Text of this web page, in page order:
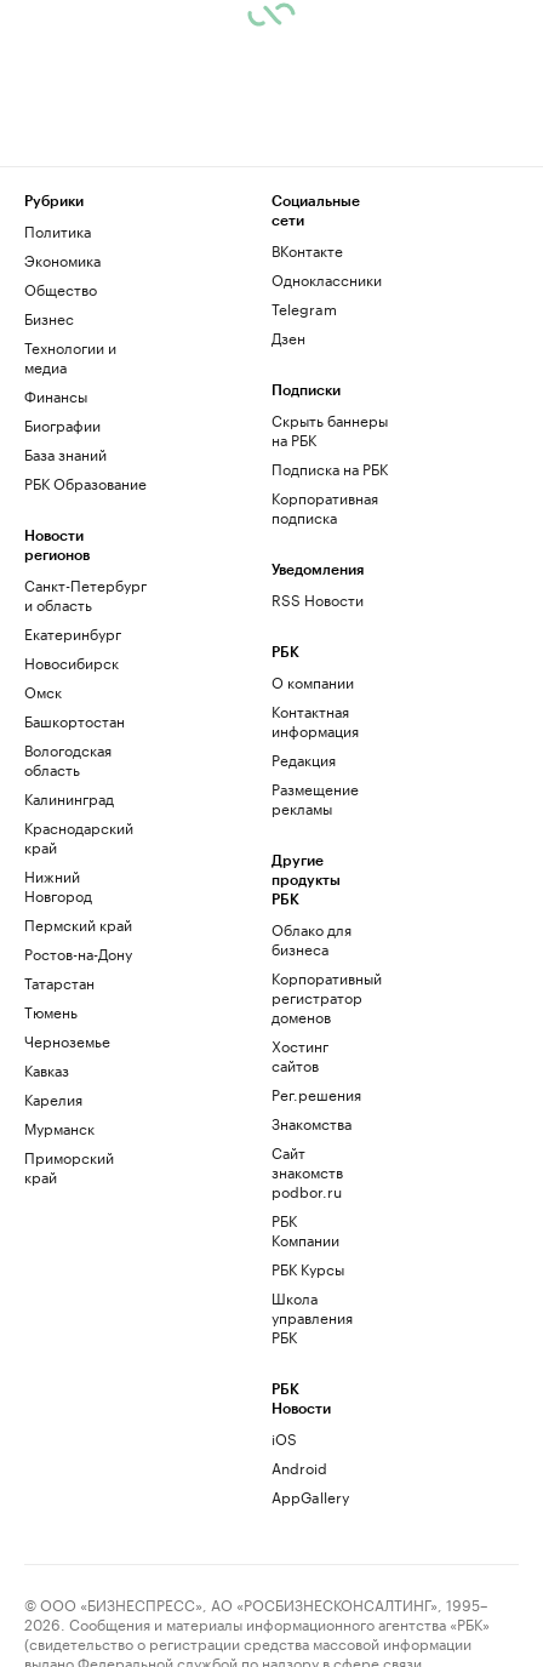
Рубрики
Политика
Экономика
Общество
Бизнес
Технологии и
медиа
Финансы
Биографии
База знаний
РБК Образование
Новости
регионов
Санкт-Петербург
и область
Екатеринбург
Новосибирск
Омск
Башкортостан
Вологодская
область
Калининград
Краснодарский
край
Нижний
Новгород
Пермский край
Ростов-на-Дону
Татарстан
Тюмень
Черноземье
Кавказ
Карелия
Мурманск
Приморский
край
Социальные
сети
ВКонтакте
Одноклассники
Telegram
Дзен
Подписки
Скрыть баннеры
на РБК
Подписка на РБК
Корпоративная
подписка
Уведомления
RSS Новости
РБК
О компании
Контактная
информация
Редакция
Размещение
рекламы
Другие
продукты
РБК
Облако для
бизнеса
Корпоративный
регистратор
доменов
Хостинг
сайтов
Рег.решения
Знакомства
Сайт
знакомств
podbor.ru
РБК
Компании
РБК Курсы
Школа
управления
РБК
РБК
Новости
iOS
Android
AppGallery
© ООО «БИЗНЕСПРЕСС», АО «РОСБИЗНЕСКОНСАЛТИНГ», 1995–
2026. Сообщения и материалы информационного агентства «РБК»
(свидетельство о регистрации средства массовой информации
выдано Федеральной службой по надзору в сфере связи,